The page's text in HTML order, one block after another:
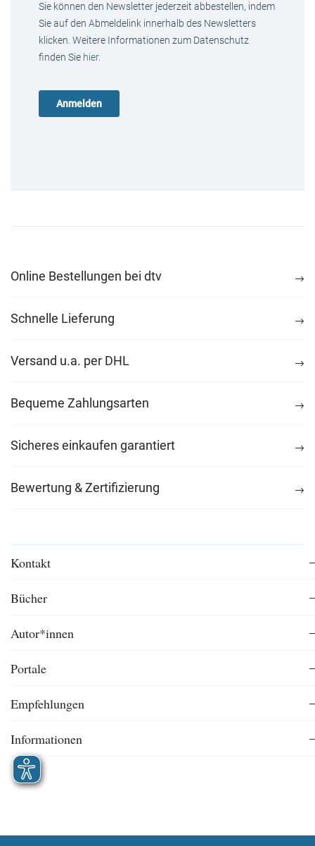
Sie können den Newsletter jederzeit abbestellen, indem
Sie auf den Abmeldelink innerhalb des Newsletters
klicken. Weitere Informationen zum Datenschutz
finden Sie hier.
Online Bestellungen bei dtv
Schnelle Lieferung
Versand u.a. per DHL
Bequeme Zahlungsarten
Sicheres einkaufen garantiert
Bewertung & Zertifizierung
Kontakt
Bücher
Autor*innen
Portale
Empfehlungen
Informationen